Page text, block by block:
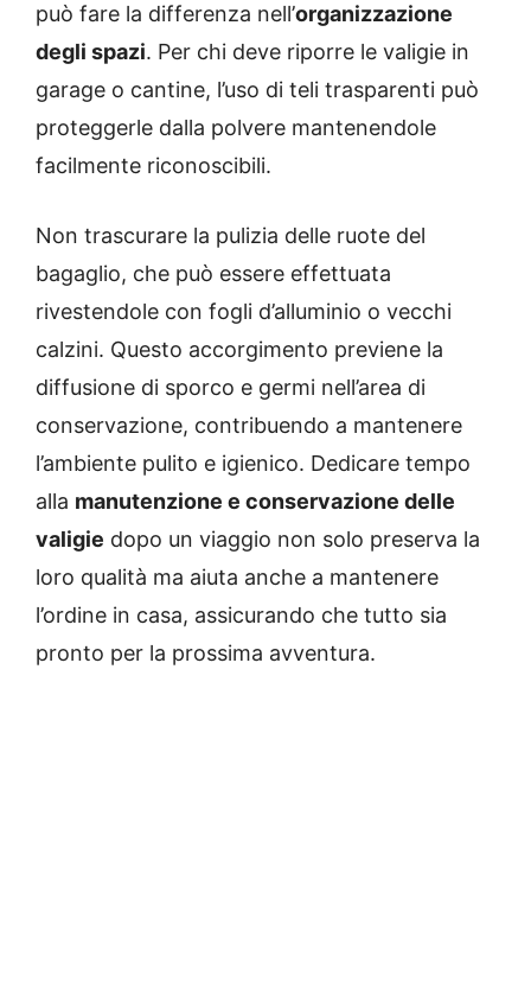
può fare la differenza nell’organizzazione
degli spazi. Per chi deve riporre le valigie in
garage o cantine, l’uso di teli trasparenti può
proteggerle dalla polvere mantenendole
facilmente riconoscibili.
Non trascurare la pulizia delle ruote del
bagaglio, che può essere effettuata
rivestendole con fogli d’alluminio o vecchi
calzini. Questo accorgimento previene la
diffusione di sporco e germi nell’area di
conservazione, contribuendo a mantenere
l’ambiente pulito e igienico. Dedicare tempo
alla manutenzione e conservazione delle
valigie dopo un viaggio non solo preserva la
loro qualità ma aiuta anche a mantenere
l’ordine in casa, assicurando che tutto sia
pronto per la prossima avventura.